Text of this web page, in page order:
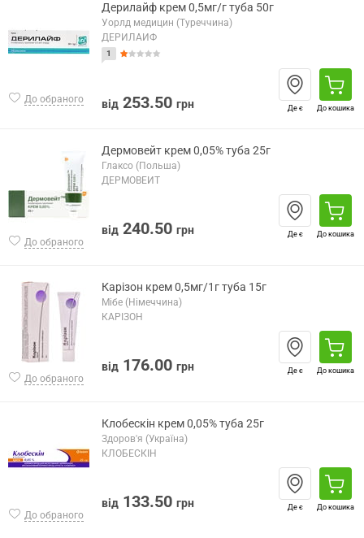
До обраного
Дерилайф крем 0,5мг/г туба 50г
Уорлд медицин (Туреччина)
ДЕРИЛАЙФ
1
від 253.50 грн Де є До кошика
До обраного
Дермовейт крем 0,05% туба 25г
Глаксо (Польша)
ДЕРМОВЕЙТ
від 240.50 грн Де є До кошика
До обраного
Карізон крем 0,5мг/1г туба 15г
Мібе (Німеччина)
КАРІЗОН
від 176.00 грн Де є До кошика
До обраного
Клобескін крем 0,05% туба 25г
Здоров'я (Україна)
КЛОБЕСКІН
від 133.50 грн Де є До кошика